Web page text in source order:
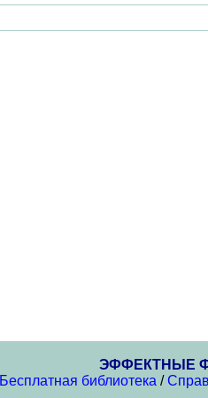
ЭФФЕКТНЫЕ
Бесплатная библиотека /